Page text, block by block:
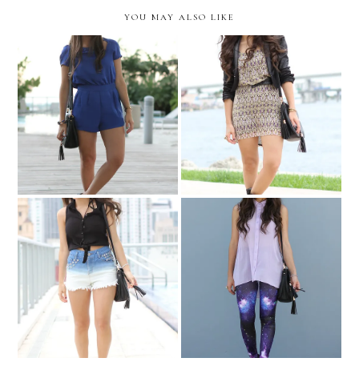
YOU MAY ALSO LIKE
BIRTHDAY GIRL! FALL-ified!
Ombré and star studs!
Out of this world- galaxy
legs!